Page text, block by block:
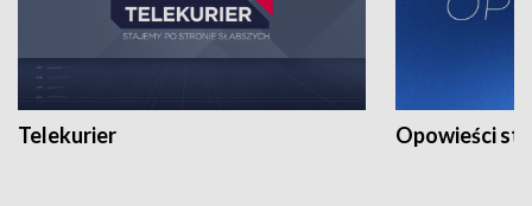
Telekurier Opowieści